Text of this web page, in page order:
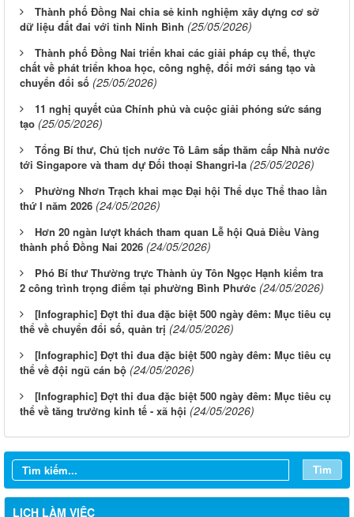
Thành phố Đồng Nai chia sẻ kinh nghiệm xây dựng cơ sở
dữ liệu đất đai với tỉnh Ninh Bình (25/05/2026)
Thành phố Đồng Nai triển khai các giải pháp cụ thể, thực
chất về phát triển khoa học, công nghệ, đổi mới sáng tạo và
chuyển đổi số (25/05/2026)
11 nghị quyết của Chính phủ và cuộc giải phóng sức sáng
tạo (25/05/2026)
Tổng Bí thư, Chủ tịch nước Tô Lâm sắp thăm cấp Nhà nước
tới Singapore và tham dự Đối thoại Shangri-la (25/05/2026)
Phường Nhơn Trạch khai mạc Đại hội Thể dục Thể thao lần
thứ I năm 2026 (24/05/2026)
Hơn 20 ngàn lượt khách tham quan Lễ hội Quả Điều Vàng
thành phố Đồng Nai 2026 (24/05/2026)
Phó Bí thư Thường trực Thành ủy Tôn Ngọc Hạnh kiểm tra
2 công trình trọng điểm tại phường Bình Phước (24/05/2026)
[Infographic] Đợt thi đua đặc biệt 500 ngày đêm: Mục tiêu cụ
thể về chuyển đổi số, quản trị (24/05/2026)
[Infographic] Đợt thi đua đặc biệt 500 ngày đêm: Mục tiêu cụ
thể về đội ngũ cán bộ (24/05/2026)
[Infographic] Đợt thi đua đặc biệt 500 ngày đêm: Mục tiêu cụ
thể về tăng trưởng kinh tế - xã hội (24/05/2026)
Tìm
LỊCH LÀM VIỆC
Từ ngày 03/8/2026 đến ngày 09/8/2026
Từ ngày 20/7/2026 đến ngày 26/7/2026
Từ ngày 13/7/2026 đến ngày 18/7/2026